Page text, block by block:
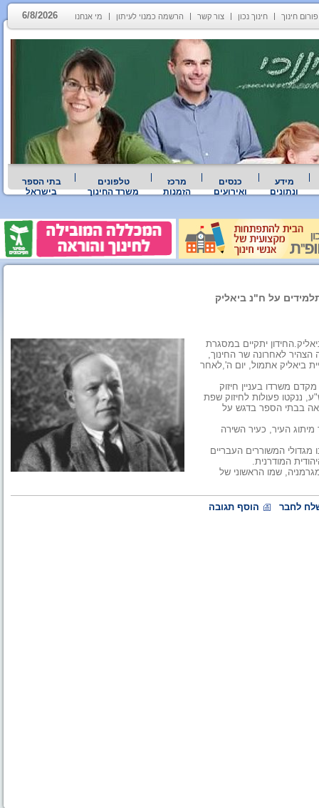
פורום חינוך חינוך נכון צור קשר הרשמה כמנוי לעיתון מי אנחנו 6/8/2026
מידע
ונתונים
כנסים
ואירועים
מרכז
הזמנות
טלפונים
משרד החינוך
בתי הספר
בישראל
על ח"נ ביאליק
יתקיים במסגרת
לאחרונה שר החינוך,
ביאליק אתמול, יום ה',לאחר
משרדו בעניין חיזוק
ננקטו פעולות לחיזוק שפת
בבתי הספר בדגש על
העיר, כעיר השירה
1873 – ונפטר ביולי 1934. ביאליק הינו מגדולי המשוררים העבריים
המודרנית.
החמישית מגרמניה, שמו הראשוני של
לחבר הוסף תגובה